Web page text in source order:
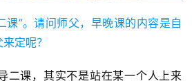
课”。请问师父，早晚课的内容是自
定呢？
二课，其实不是站在某一个人上来